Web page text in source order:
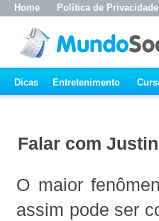
Home Política de Privacidade
Dicas Entretenimento
Falar com
O maior
assim pode ser